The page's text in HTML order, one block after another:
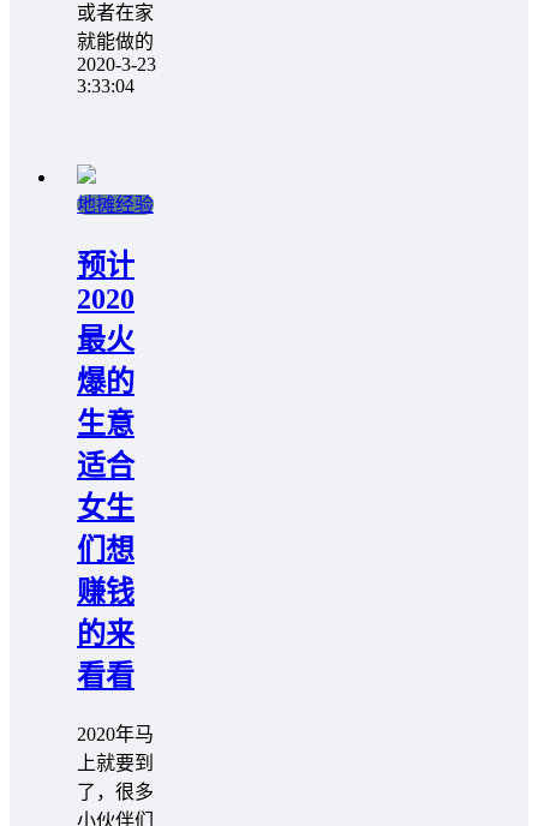
或者在家
就能做的
2020-3-23
3:33:04
地摊经验
预计
2020
最火
爆的
生意
适合
女生
们想
赚钱
的来
看看
2020年马
上就要到
了，很多
小伙伴们